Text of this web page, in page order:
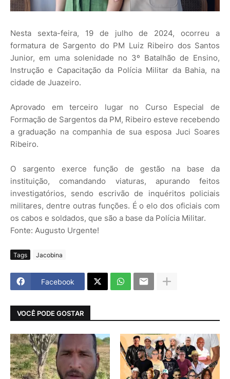
Nesta sexta-feira, 19 de julho de 2024, ocorreu a
formatura de Sargento do PM Luiz Ribeiro dos Santos
Junior, em uma solenidade no 3º Batalhão de Ensino,
Instrução e Capacitação da Polícia Militar da Bahia, na
cidade de Juazeiro.
Aprovado em terceiro lugar no Curso Especial de
Formação de Sargentos da PM, Ribeiro esteve recebendo
a graduação na companhia de sua esposa Juci Soares
Ribeiro.
O sargento exerce função de gestão na base da
instituição, comandando viaturas, apurando feitos
investigatórios, sendo escrivão de inquéritos policiais
militares, dentre outras funções. É o elo dos oficiais com
os cabos e soldados, que são a base da Polícia Militar.
Fonte: Augusto Urgente!
Tags Jacobina
Facebook
VOCÊ PODE GOSTAR